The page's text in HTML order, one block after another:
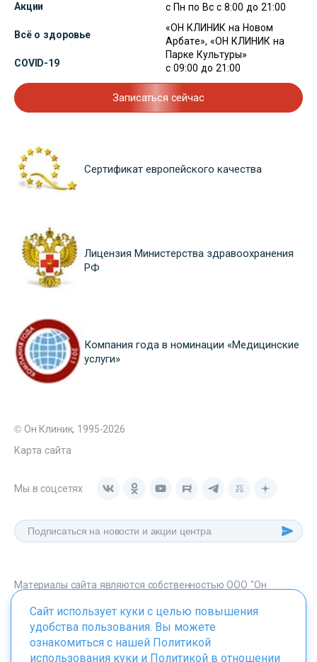
Акции
Всё о здоровье
COVID-19
с Пн по Вс с 8:00 до 21:00
«ОН КЛИНИК на Новом
Арбате», «ОН КЛИНИК на
Парке Культуры»
с 09:00 до 21:00
Записаться сейчас
Сертификат европейского качества
Лицензия Министерства здравоохранения
РФ
Компания года в номинации «Медицинские
услуги»
© Он Клиник, 1995-2026
Карта сайта
Мы в соцсетях
Материалы сайта являются собственностью ООО "Он
onclinic.ru запрещено в соответствии со статьей 1259 ГК. РФ.
Сайт использует куки с целью повышения
удобства пользования. Вы можете
ознакомиться с нашей Политикой
использования куки и Политикой в отношении